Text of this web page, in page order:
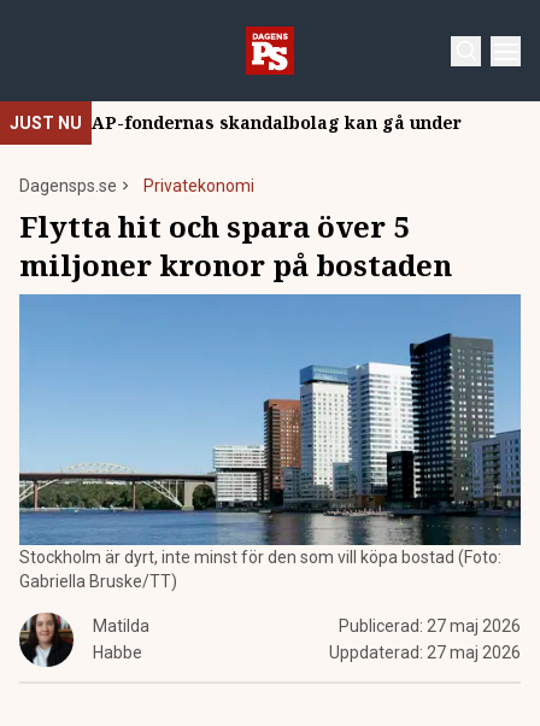
JUST NU AP-fondernas skandalbolag kan gå under
Dagensps.se Privatekonomi
Flytta hit och spara över 5
miljoner kronor på bostaden
Stockholm är dyrt, inte minst för den som vill köpa bostad (Foto:
Gabriella Bruske/TT)
Matilda
Habbe
Publicerad: 27 maj 2026
Uppdaterad: 27 maj 2026